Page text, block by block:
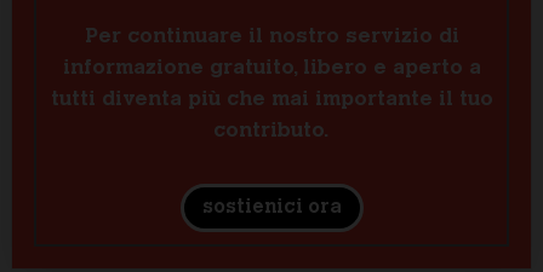
Per continuare il nostro servizio di
informazione gratuito, libero e aperto a
tutti diventa più che mai importante il tuo
contributo.
sostienici ora